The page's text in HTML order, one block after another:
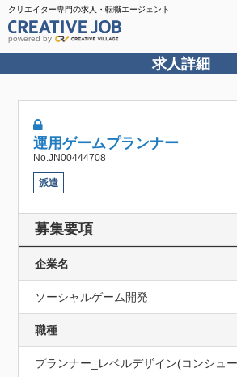
クリエイター専門の求人・転職エージェント
powered by
求人詳細
運用ゲームプランナー
No.JN00444708
派遣
募集要項
企業名
ソーシャルゲーム開発
職種
プランナー_レベルデザイン(コンシュ